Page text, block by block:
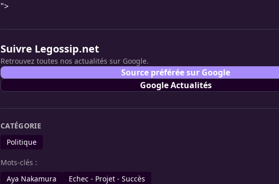
">
Suivre Legossip.net
Retrouvez toutes nos actualités sur Google.
Source préférée sur Google
Google Actualités
CATÉGORIE
Politique
Mots-clés :
Aya Nakamura
Echec - Projet - Succès